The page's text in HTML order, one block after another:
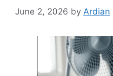
June 2, 2026 by Ardian